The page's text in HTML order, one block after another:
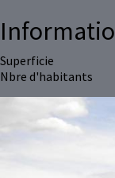
Superficie
Nbre d'habitants